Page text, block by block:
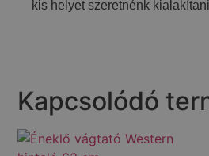
kis helyet szeretnénk
Kapcsolódó